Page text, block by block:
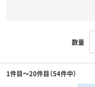
数量
1件目～20件目（54件中）